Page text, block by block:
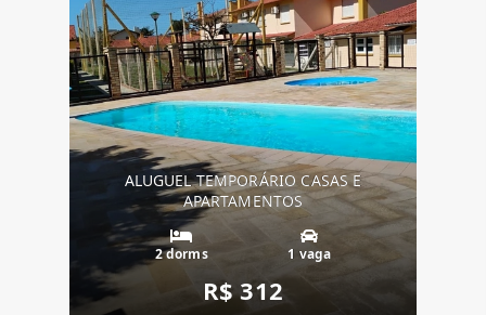
ALUGUEL TEMPORÁRIO CASAS E
APARTAMENTOS
2 dorms 1 vaga
R$ 312